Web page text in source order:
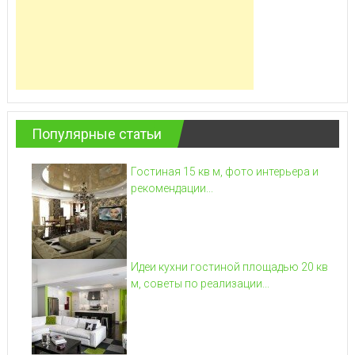
Популярные статьи
Гостиная 15 кв м, фото интерьера и
рекомендации...
Идеи кухни гостиной площадью 20 кв
м, советы по реализации...